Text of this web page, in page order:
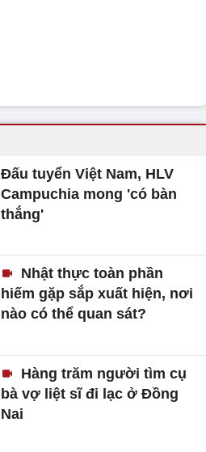
Đấu tuyển Việt Nam, HLV
Campuchia mong 'có bàn
thắng'
Nhật thực toàn phần
hiếm gặp sắp xuất hiện, nơi
nào có thể quan sát?
Hàng trăm người tìm cụ
bà vợ liệt sĩ đi lạc ở Đồng
Nai